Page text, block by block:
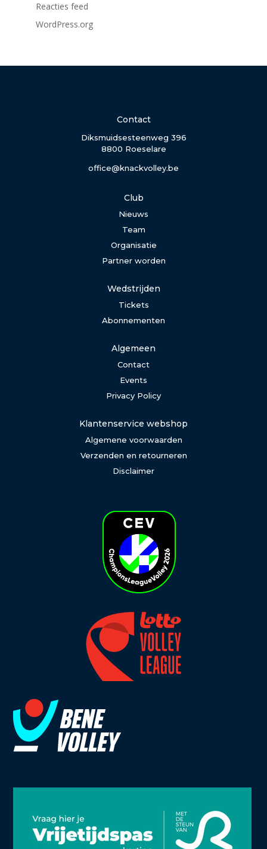
Reacties feed
WordPress.org
Contact
Diksmuidsesteenweg 396
8800 Roeselare
office@knackvolley.be
Club
Nieuws
Team
Organisatie
Partner worden
Wedstrijden
Tickets
Abonnementen
Algemeen
Contact
Events
Privacy Policy
Klantenservice webshop
Algemene voorwaarden
Verzenden en retourneren
Disclaimer